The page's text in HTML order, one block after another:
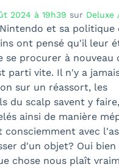
2024 à 19h39 sur Deluxe
et sa politique
ont pensé qu'il leur
se procurer à nouveau
parti vite. Il n'y a
sur un réassort, les
du scalp savent y
ainsi de manière
consciemment avec
d'un objet? Oui
chose nous plaît